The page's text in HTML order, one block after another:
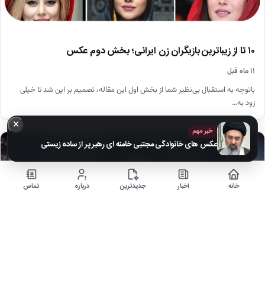
۱۰ تا از زیباترین بازیگران زن ایرانی؛ بخش دوم عکس
۱۱ ماه قبل
باتوجه به استقبال بی‌نظیر شما از بخش اول این مقاله، تصمیم بر این شد تا خیلی
زود به…
اجتماعی
× خبر مهم
عکس های خانوادگی مجتبی خامنه ای رهبر پر از ساده زیستی
خانه اخبار جدیدترین درباره تماس